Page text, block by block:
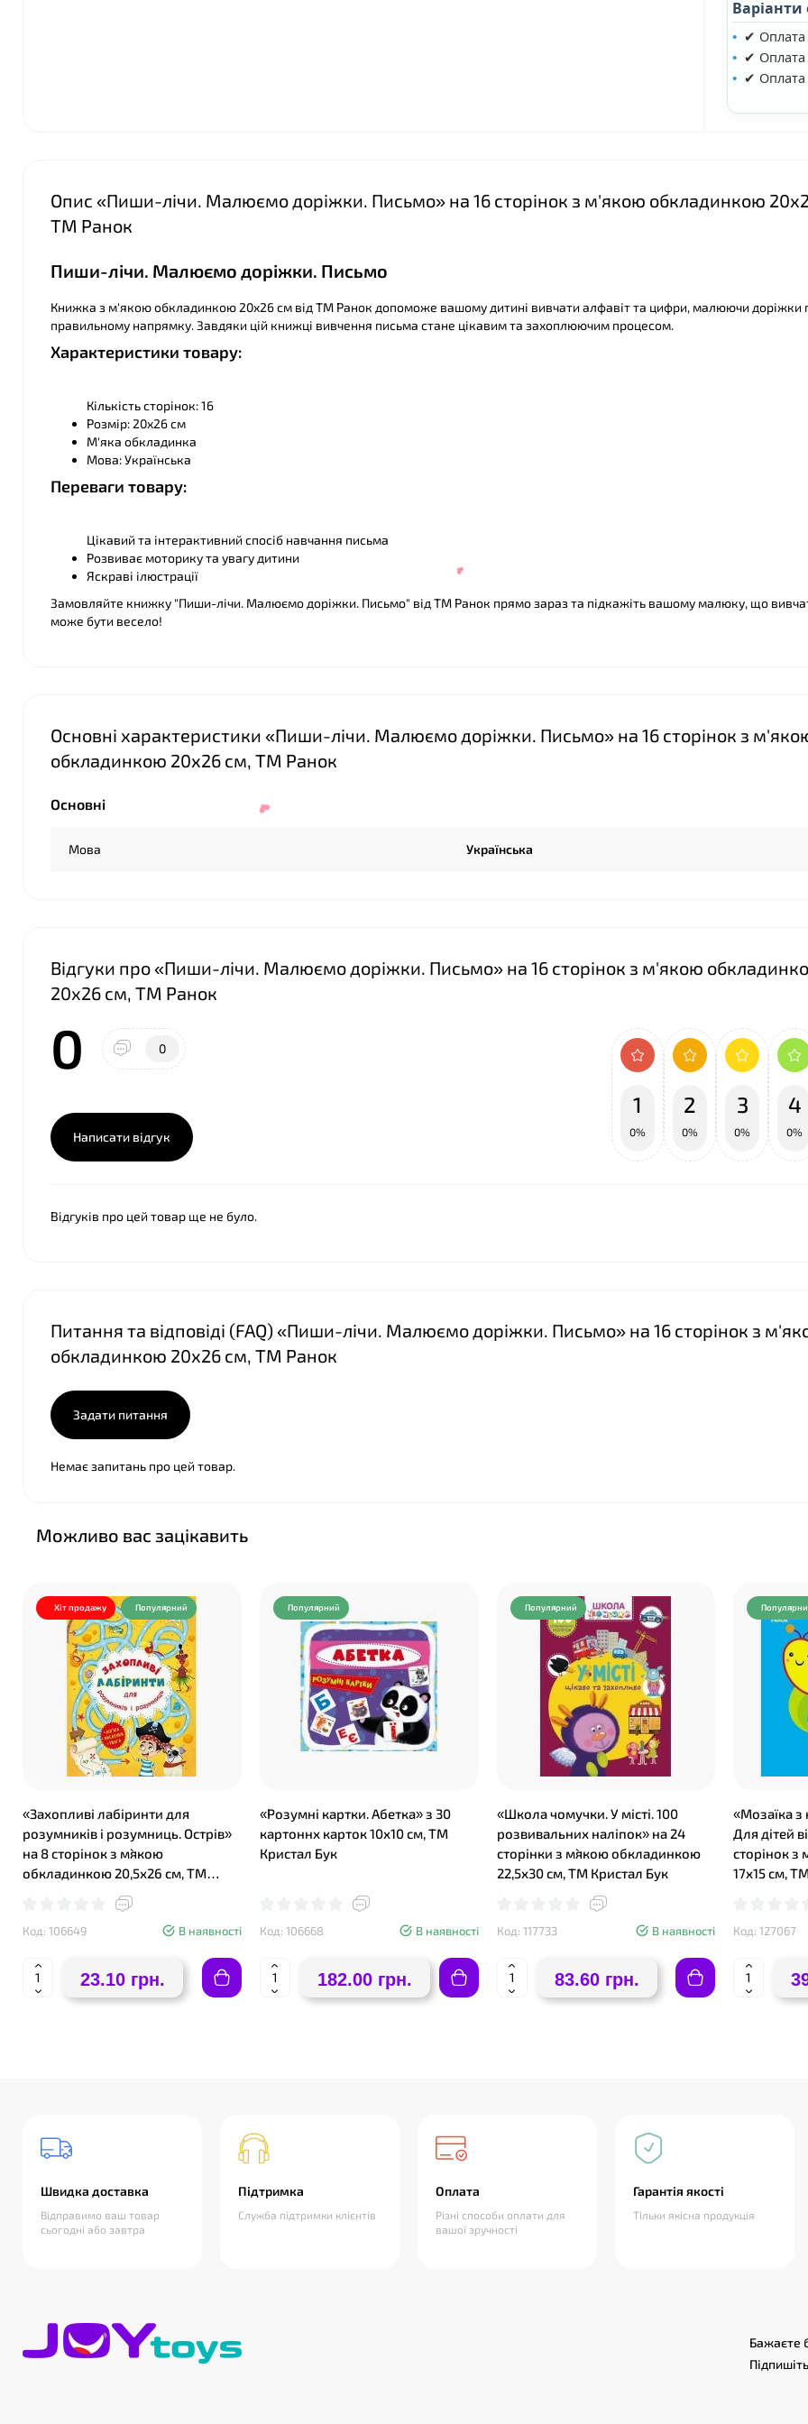
Варіанти
✔ Оплата
✔ Оплата
✔ Оплата
Опис «Пиши-лічи. Малюємо доріжки. Письмо» на 16 сторінок з м'якою обкладинкою
ТМ Ранок
Пиши-лічи. Малюємо доріжки. Письмо
Книжка з м'якою обкладинкою 20х26 см від ТМ Ранок допоможе вашому дитині вивчати алфавіт та цифри, малюючи доріжки
правильному напрямку. Завдяки цій книжці вивчення письма стане цікавим та захоплюючим процесом.
Характеристики товару:
Кількість сторінок: 16
Розмір: 20х26 см
М'яка обкладинка
Мова: Українська
Переваги товару:
Цікавий та інтерактивний спосіб навчання письма
Розвиває моторику та увагу дитини
Яскраві ілюстрації
Замовляйте книжку "Пиши-лічи. Малюємо доріжки. Письмо" від ТМ Ранок прямо зараз та підкажіть вашому малюку, що
може бути весело!
Основні характеристики «Пиши-лічи. Малюємо доріжки. Письмо» на 16 сторінок з
обкладинкою 20х26 см, ТМ Ранок
Основні
Мова Українська
Відгуки про «Пиши-лічи. Малюємо доріжки. Письмо» на 16 сторінок з м'якою
20х26 см, ТМ Ранок
0 0
Написати відгук
1
0%
2
0%
3
0%
4
0%
Відгуків про цей товар ще не було.
Питання та відповіді (FAQ) «Пиши-лічи. Малюємо доріжки. Письмо» на 16 сторінок з
обкладинкою 20х26 см, ТМ Ранок
Задати питання
Немає запитань про цей товар.
Можливо вас зацікавить
Хіт продажу Популярний
«Захопливі лабіринти для
розумників і розумниць. Острів»
на 8 сторінок з м`якою
обкладинкою 20,5х26 см, ТМ
Код: 106649 В наявності
23.10 грн.
Популярний
«Розумні картки. Абетка» з 30
картоннх карток 10х10 см, ТМ
Кристал Бук
Код: 106668 В наявності
182.00 грн.
Популярний
«Школа чомучки. У місті. 100
розвивальних наліпок» на 24
сторінки з м`якою обкладинкою
22,5х30 см, ТМ Кристал Бук
Код: 117733 В наявності
83.60 грн.
«Мозаїка з
Для дітей
сторінок
17х15 см,
Код: 127067
Швидка доставка
Відправимо ваш товар
сьогодні або завтра
Підтримка
Служба підтримки клієнтів
Оплата
Різні способи оплати для
вашої зручності
Гарантія якості
Тільки якісна продукція
Бажаєте
❤